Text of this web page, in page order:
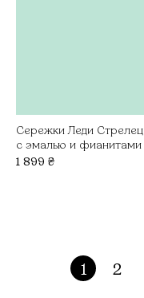
Сережки Леди Стрелец
с эмалью и фианитами
1 899 ₴
1 2